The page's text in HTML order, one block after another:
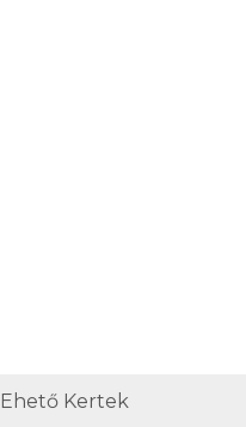
Ehető Kertek